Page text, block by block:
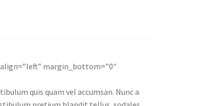
margin_bottom=”0″
quis quam vel accumsan. Nunc a